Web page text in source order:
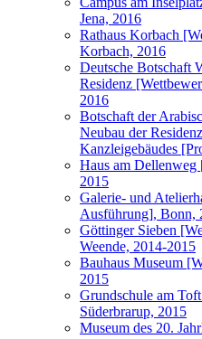
Jena, 2016
Rathaus Korbach
Korbach, 2016
Deutsche Botschaft
Residenz
2016
Botschaft der
Neubau der
Kanzleigebäudes
Haus am
2015
Galerie- und
Ausführung], Bonn,
Göttinger Sieben
Weende, 2014-2015
Bauhaus Museum
2015
Grundschule am
Süderbrarup, 2015
Museum des 20.